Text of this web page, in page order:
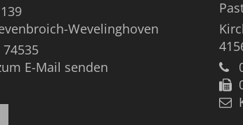
Wevelinghoven
74535
E-Mail senden